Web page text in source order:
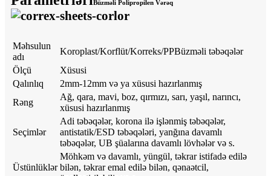
Büzməli Polipropilen Vərəq
Məhsulun
adı
Koroplast/Korflüt/Korreks/PPBüzməli təbəqələr
Ölçü
Xüsusi
Qalınlıq
2mm-12mm və ya xüsusi hazırlanmış
Rəng
Ağ, qara, mavi, boz, qırmızı, sarı, yaşıl, narıncı,
xüsusi hazırlanmış
Seçimlər
Adi təbəqələr, korona ilə işlənmiş təbəqələr,
antistatik/ESD təbəqələri, yanğına davamlı
təbəqələr, UB şüalarına davamlı lövhələr və s.
Üstünlüklər
Möhkəm və davamlı, yüngül, təkrar istifadə edilə
bilən, təkrar emal edilə bilən, qənaətcil,